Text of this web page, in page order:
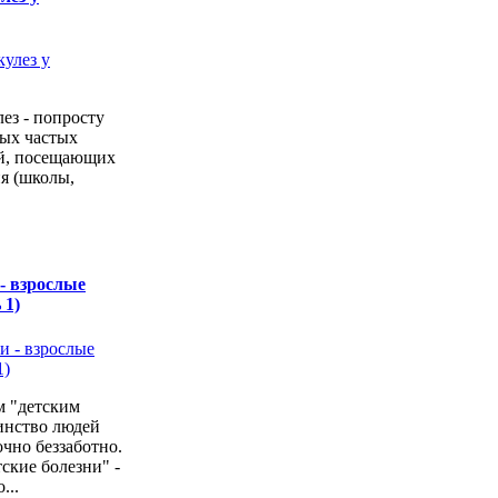
- попросту
частых
посещающих
(школы,
взрослые
1)
"детским
людей
беззаботно.
болезни" -